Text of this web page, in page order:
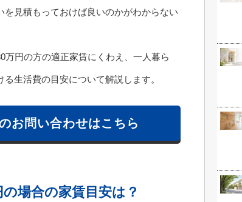
を見積もっておけば良いのかがわからない
万円の方の適正家賃にくわえ、一人暮ら
る生活費の目安について解説します。
お問い合わせはこちら
場合の家賃目安は？